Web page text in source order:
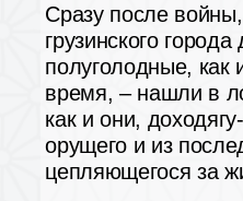
Сразу после
грузинского
полуголодные, как
время, – нашли в
как и они,
орущего и из
цепляющегося за